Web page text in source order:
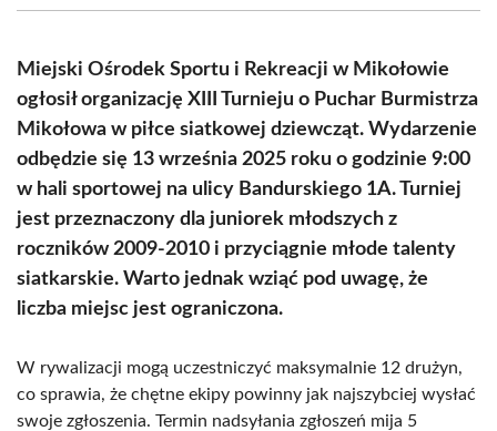
(Twitter)
Miejski Ośrodek Sportu i Rekreacji w Mikołowie
ogłosił organizację XIII Turnieju o Puchar Burmistrza
Mikołowa w piłce siatkowej dziewcząt. Wydarzenie
odbędzie się 13 września 2025 roku o godzinie 9:00
w hali sportowej na ulicy Bandurskiego 1A. Turniej
jest przeznaczony dla juniorek młodszych z
roczników 2009-2010 i przyciągnie młode talenty
siatkarskie. Warto jednak wziąć pod uwagę, że
liczba miejsc jest ograniczona.
W rywalizacji mogą uczestniczyć maksymalnie 12 drużyn,
co sprawia, że chętne ekipy powinny jak najszybciej wysłać
swoje zgłoszenia. Termin nadsyłania zgłoszeń mija 5